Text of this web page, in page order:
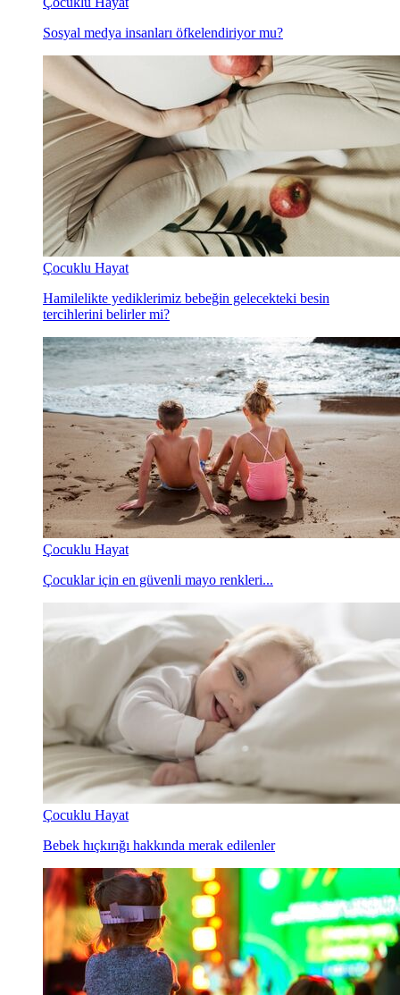
Sosyal medya insanları öfkelendiriyor mu?
Çocuklu Hayat
Hamilelikte yediklerimiz bebeğin gelecekteki besin
tercihlerini belirler mi?
Çocuklu Hayat
Çocuklar için en güvenli mayo renkleri...
Çocuklu Hayat
Bebek hıçkırığı hakkında merak edilenler